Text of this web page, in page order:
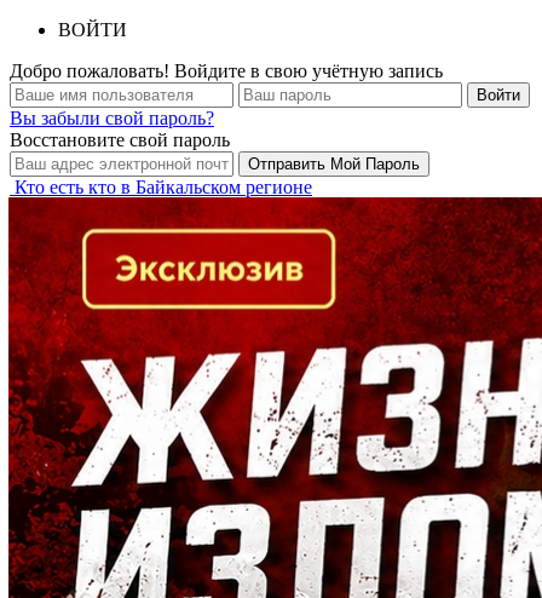
ВОЙТИ
Добро пожаловать! Войдите в свою учётную запись
Вы забыли свой пароль?
Восстановите свой пароль
Кто есть кто в Байкальском регионе